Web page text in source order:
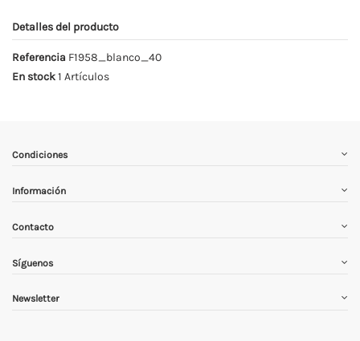
Detalles del producto
Referencia F1958_blanco_40
En stock1 Artículos
Condiciones
Información
Contacto
Síguenos
Newsletter